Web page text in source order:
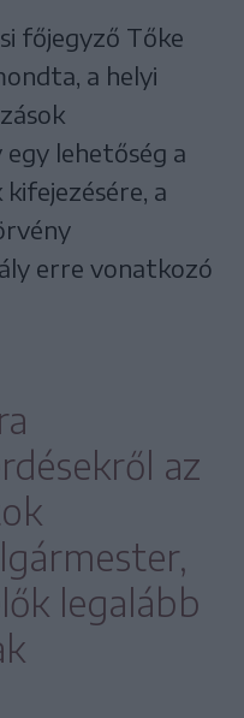
főjegyző Tőke
a helyi
lehetőség a
a
erre vonatkozó
az
legalább